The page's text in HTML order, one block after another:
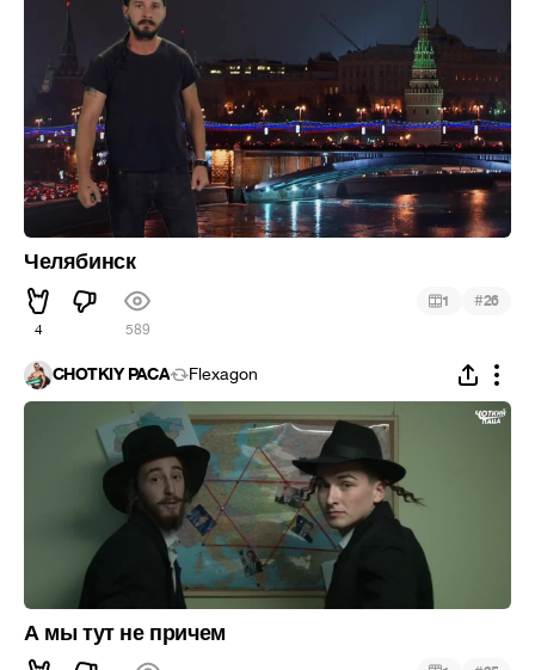
Челябинск
4 589
1 #26
CHOTKIY PACA Flexagon
А мы тут не причем